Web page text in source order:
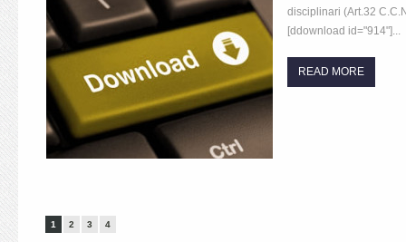
disciplinari (Art.32
[ddownload id="914"]...
READ MORE
1 2 3 4